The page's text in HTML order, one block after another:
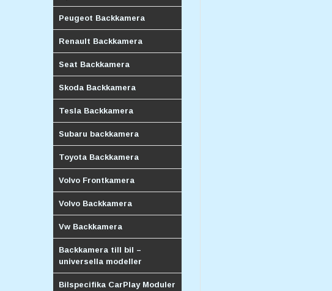
Peugeot Backkamera
Renault Backkamera
Seat Backkamera
Skoda Backkamera
Tesla Backkamera
Subaru backkamera
Toyota Backkamera
Volvo Frontkamera
Volvo Backkamera
Vw Backkamera
Backkamera till bil –
universella modeller
Bilspecifika CarPlay Moduler